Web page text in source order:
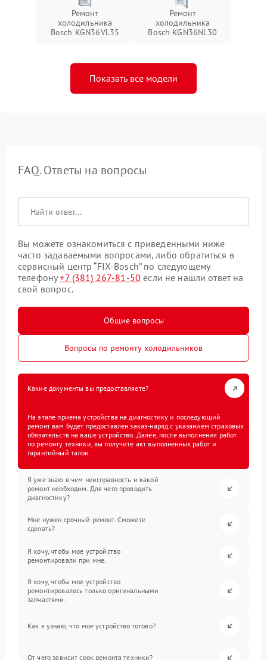
Ремонт
холодильника
Bosch KGN36VL35
Ремонт
холодильника
Bosch KGN36NL30
Показать все модели
FAQ. Ответы на вопросы
Вы можете ознакомиться с приведенными ниже
часто задаваемыми вопросами, либо обратиться в
сервисный центр “FIX-Bosch” по следующему
телефону+7 (381) 267-81-50 если не нашли ответ на
свой вопрос.
Общие вопросы
Вопросы по ремонту холодильников
Какие документы вы предоставляете?
На этапе приема устройства на диагностику и последующий
ремонт вам будет предоставлен заказ-наряд с указанием страховых
обязательств на ваше устройство. Далее, после выполнения работ
по ремонту техники, вы получите акт выполненных работ и
гарантийный талон.
Я уже знаю в чем неисправность и какой
ремонт необходим. Для чего проводить
диагностику?
Мне нужен срочный ремонт. Сможете
сделать?
Я хочу, чтобы мое устройство
ремонтировали при мне.
Я хочу, чтобы мое устройство
ремонтировалось только оригинальными
запчастями.
Как я узнаю, что мое устройство готово?
От чего зависит срок ремонта техники?